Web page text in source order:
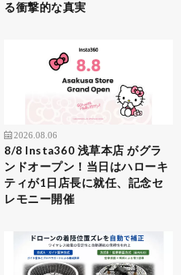
る衝撃的な真実
2026.08.06
8/8 Insta360 浅草本店 がグラ
ンドオープン！当日はハローキ
ティが1日店長に就任、記念セ
レモニー開催